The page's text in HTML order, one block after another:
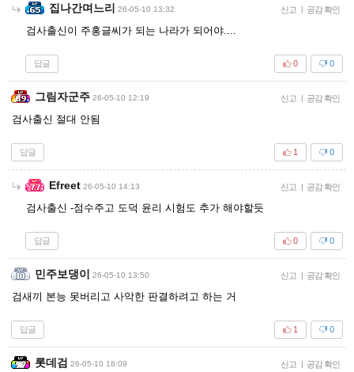
집나간며느리 26-05-10 13:32 신고 | 공감 확인
검사출신이 주홍글씨가 되는 나라가 되어야....
답글 0
0
그림자군주 26-05-10 12:19 신고 | 공감 확인
검사출신 절대 안됨
답글 0
1
Efreet 26-05-10 14:13 신고 | 공감 확인
검사출신 -점수주고 도덕 윤리 시험도 추가 해야할듯
답글 0
0
민주보댕이 26-05-10 13:50 신고 | 공감 확인
검새끼 본능 못버리고 사악한 판결하려고 하는 거
답글 0
1
롯데검 26-05-10 18:09 신고 | 공감 확인